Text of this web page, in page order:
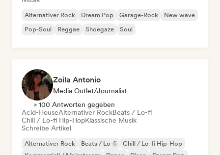
Alternativer Rock Dream Pop Garage-Rock
New wave
Pop-Soul
Reggae Shoegaze Soul
Zoila Antonio
Media Outlet/Journalist
> 100 Antworten gegeben
Acid-HouseAlternativer RockBeats / Lo-fi
Chill / Lo-fi Hip-HopKlassische Musik
Schreibe Artikel
Alternativer Rock Beats / Lo-fi
Chill / Lo-fi Hip-Hop